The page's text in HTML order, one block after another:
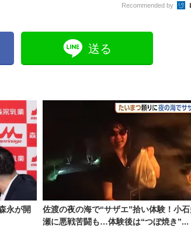
Recommended by
送る
永が開
佐渡の夜の海で“サザエ”拾い体験！小
瀬に悪戦苦闘も…体験後は“つぼ焼き”...